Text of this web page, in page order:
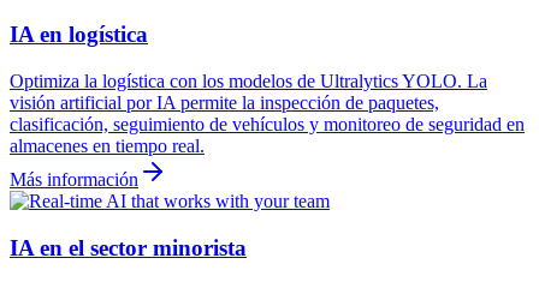
IA en logística
Optimiza la logística con los modelos de Ultralytics YOLO. La
visión artificial por IA permite la inspección de paquetes,
clasificación, seguimiento de vehículos y monitoreo de seguridad en
almacenes en tiempo real.
Más información
IA en el sector minorista